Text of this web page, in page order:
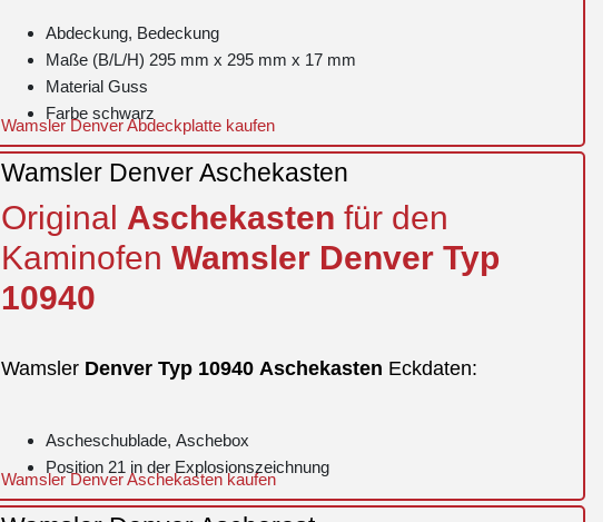
Abdeckung, Bedeckung
Maße (B/L/H) 295 mm x 295 mm x 17 mm
Material Guss
Farbe schwarz
Wamsler Denver Abdeckplatte kaufen
Wamsler Denver Aschekasten
Original Aschekasten für den
Kaminofen Wamsler Denver Typ
10940
Wamsler Denver Typ 10940 Aschekasten Eckdaten:
Ascheschublade, Aschebox
Position 21 in der Explosionszeichnung
Wamsler Denver Aschekasten kaufen